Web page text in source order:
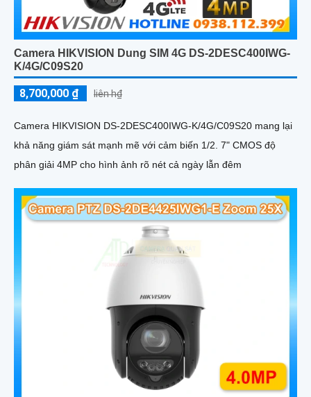
Camera HIKVISION Dung SIM 4G DS-2DESC400IWG-
K/4G/C09S20
8,700,000 ₫ liên h₫
Camera HIKVISION DS-2DESC400IWG-K/4G/C09S20 mang lại
khả năng giám sát mạnh mẽ với cảm biến 1/2. 7" CMOS độ
phân giải 4MP cho hình ảnh rõ nét cả ngày lẫn đêm